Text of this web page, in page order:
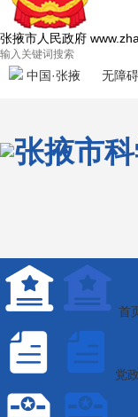
张掖市人民政府
中国·张掖 无障
张掖市
首
党